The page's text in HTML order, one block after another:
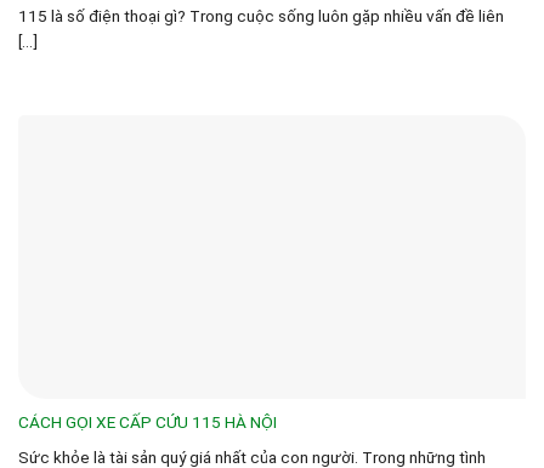
115 là số điện thoại gì? Trong cuộc sống luôn gặp nhiều vấn đề liên
[...]
CÁCH GỌI XE CẤP CỨU 115 HÀ NỘI
Sức khỏe là tài sản quý giá nhất của con người. Trong những tình